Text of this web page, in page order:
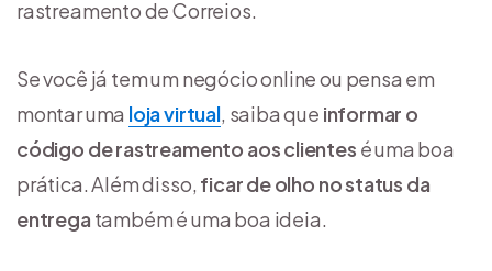
rastreamento de Correios.
Se você já tem um negócio online ou pensa em
montar uma loja virtual, saiba que informar o
código de rastreamento aos clientes é uma boa
prática. Além disso, ficar de olho no status da
entrega também é uma boa ideia.